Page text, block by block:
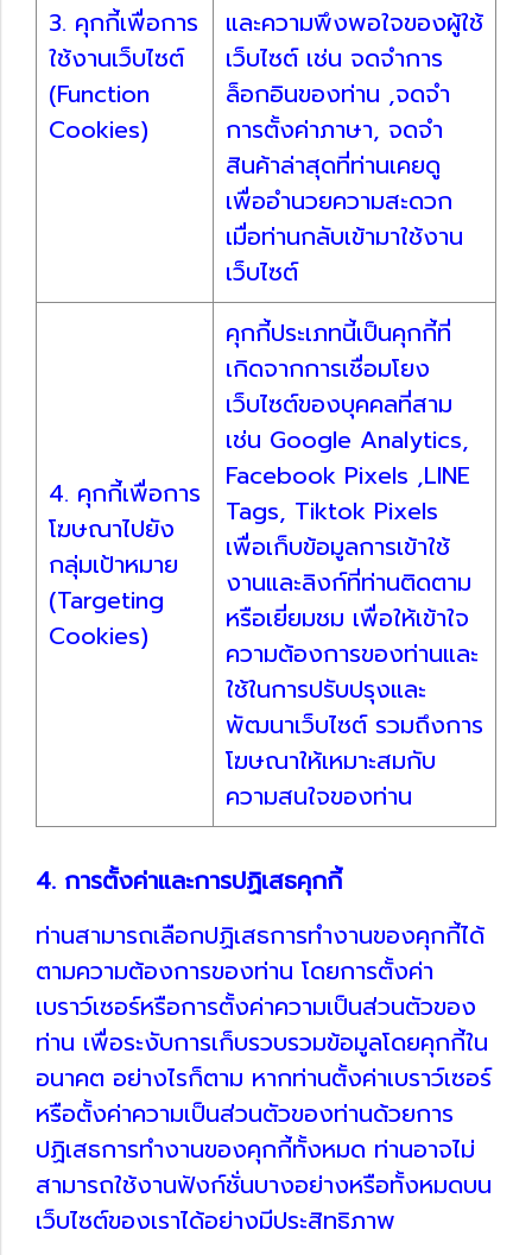
3. คุกกี้เพื่อการ
ใช้งานเว็บไซต์
(Function
Cookies)
และความพึงพอใจของผู้ใช้
เว็บไซต์ เช่น จดจำการ
ล็อกอินของท่าน ,จดจำ
การตั้งค่าภาษา, จดจำ
สินค้าล่าสุดที่ท่านเคยดู
เพื่ออำนวยความสะดวก
เมื่อท่านกลับเข้ามาใช้งาน
เว็บไซต์
4. คุกกี้เพื่อการ
โฆษณาไปยัง
กลุ่มเป้าหมาย
(Targeting
Cookies)
คุกกี้ประเภทนี้เป็นคุกกี้ที่
เกิดจากการเชื่อมโยง
เว็บไซต์ของบุคคลที่สาม
เช่น Google Analytics,
Facebook Pixels ,LINE
Tags, Tiktok Pixels
เพื่อเก็บข้อมูลการเข้าใช้
งานและลิงก์ที่ท่านติดตาม
หรือเยี่ยมชม เพื่อให้เข้าใจ
ความต้องการของท่านและ
ใช้ในการปรับปรุงและ
พัฒนาเว็บไซต์ รวมถึงการ
โฆษณาให้เหมาะสมกับ
ความสนใจของท่าน
4. การตั้งค่าและการปฏิเสธคุกกี้
ท่านสามารถเลือกปฏิเสธการทำงานของคุกกี้ได้
ตามความต้องการของท่าน โดยการตั้งค่า
เบราว์เซอร์หรือการตั้งค่าความเป็นส่วนตัวของ
ท่าน เพื่อระงับการเก็บรวบรวมข้อมูลโดยคุกกี้ใน
อนาคต อย่างไรก็ตาม หากท่านตั้งค่าเบราว์เซอร์
หรือตั้งค่าความเป็นส่วนตัวของท่านด้วยการ
ปฏิเสธการทำงานของคุกกี้ทั้งหมด ท่านอาจไม่
สามารถใช้งานฟังก์ชั่นบางอย่างหรือทั้งหมดบน
เว็บไซต์ของเราได้อย่างมีประสิทธิภาพ